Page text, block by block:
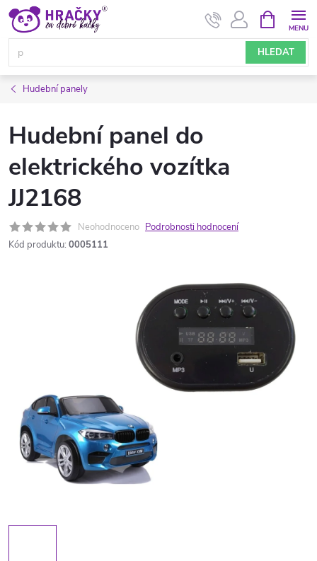
Přejít
obsah
HLEDAT
NÁKUPNÍ
KOŠÍK
Hudební panely
Hudební panel do
elektrického vozítka
JJ2168
Neohodnoceno Podrobnosti hodnocení
Kód produktu: 0005111